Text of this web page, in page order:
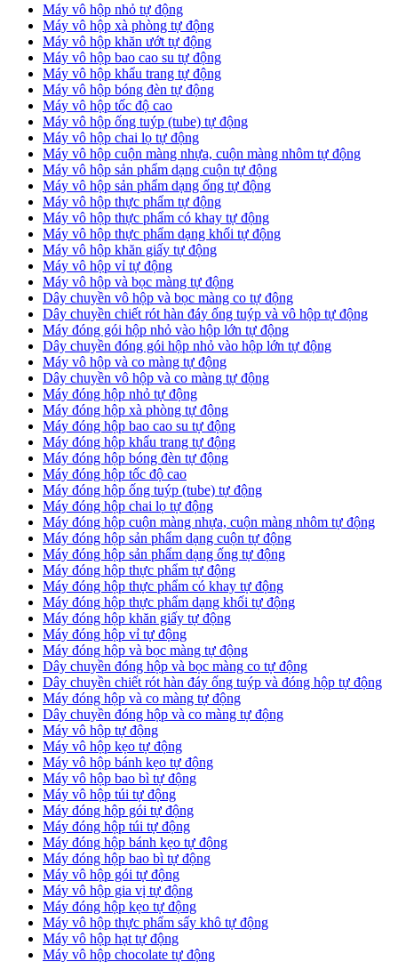
Máy vô hộp nhỏ tự động
Máy vô hộp xà phòng tự động
Máy vô hộp khăn ướt tự động
Máy vô hộp bao cao su tự động
Máy vô hộp khẩu trang tự động
Máy vô hộp bóng đèn tự động
Máy vô hộp tốc độ cao
Máy vô hộp ống tuýp (tube) tự động
Máy vô hộp chai lọ tự động
Máy vô hộp cuộn màng nhựa, cuộn màng nhôm tự động
Máy vô hộp sản phẩm dạng cuộn tự động
Máy vô hộp sản phẩm dạng ống tự động
Máy vô hộp thực phẩm tự động
Máy vô hộp thực phẩm có khay tự động
Máy vô hộp thực phẩm dạng khối tự động
Máy vô hộp khăn giấy tự động
Máy vô hộp vỉ tự động
Máy vô hộp và bọc màng tự động
Dây chuyền vô hộp và bọc màng co tự động
Dây chuyền chiết rót hàn đáy ống tuýp và vô hộp tự động
Máy đóng gói hộp nhỏ vào hộp lớn tự động
Dây chuyền đóng gói hộp nhỏ vào hộp lớn tự động
Máy vô hộp và co màng tự động
Dây chuyền vô hộp và co màng tự động
Máy đóng hộp nhỏ tự động
Máy đóng hộp xà phòng tự động
Máy đóng hộp bao cao su tự động
Máy đóng hộp khẩu trang tự động
Máy đóng hộp bóng đèn tự động
Máy đóng hộp tốc độ cao
Máy đóng hộp ống tuýp (tube) tự động
Máy đóng hộp chai lọ tự động
Máy đóng hộp cuộn màng nhựa, cuộn màng nhôm tự động
Máy đóng hộp sản phẩm dạng cuộn tự động
Máy đóng hộp sản phẩm dạng ống tự động
Máy đóng hộp thực phẩm tự động
Máy đóng hộp thực phẩm có khay tự động
Máy đóng hộp thực phẩm dạng khối tự động
Máy đóng hộp khăn giấy tự động
Máy đóng hộp vỉ tự động
Máy đóng hộp và bọc màng tự động
Dây chuyền đóng hộp và bọc màng co tự động
Dây chuyền chiết rót hàn đáy ống tuýp và đóng hộp tự động
Máy đóng hộp và co màng tự động
Dây chuyền đóng hộp và co màng tự động
Máy vô hộp tự động
Máy vô hộp kẹo tự động
Máy vô hộp bánh kẹo tự động
Máy vô hộp bao bì tự động
Máy vô hộp túi tự động
Máy đóng hộp gói tự động
Máy đóng hộp túi tự động
Máy đóng hộp bánh kẹo tự động
Máy đóng hộp bao bì tự động
Máy vô hộp gói tự động
Máy vô hộp gia vị tự động
Máy đóng hộp kẹo tự động
Máy vô hộp thực phẩm sấy khô tự động
Máy vô hộp hạt tự động
Máy vô hộp chocolate tự động